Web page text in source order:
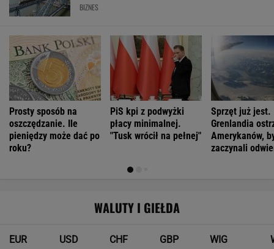
BIZNES
Prosty sposób na
oszczędzanie. Ile
pieniędzy może dać po
roku?
PiS kpi z podwyżki
płacy minimalnej.
"Tusk wrócił na pełnej"
Sprzęt już jest.
Grenlandia
Amerykanów,
zaczynali
WALUTY I GIEŁDA
EUR
USD
CHF
GBP
WIG